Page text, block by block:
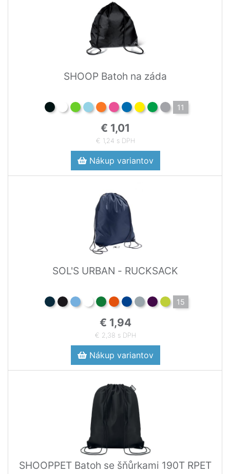
SHOOP Batoh na záda
11
€ 1,01
€ 1,24 s DPH
Nákup variantov
SOL'S URBAN - RUCKSACK
15
€ 1,94
€ 2,38 s DPH
Nákup variantov
SHOOPPET Batoh se šňůrkami 190T RPET